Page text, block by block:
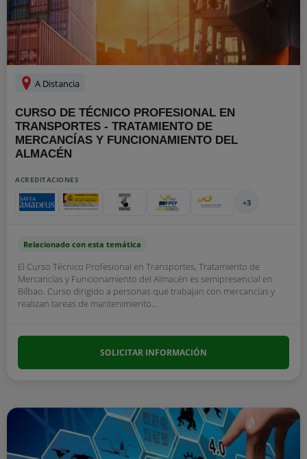
A Distancia
CURSO DE TÉCNICO PROFESIONAL EN
TRANSPORTES - TRATAMIENTO DE
MERCANCÍAS Y FUNCIONAMIENTO DEL
ALMACÉN
ACREDITACIONES
+3
Relacionado con esta temática
El Curso Técnico Profesional en Transportes, Tratamiento de
Mercancías y Funcionamiento del Almacén es semipresencial en
Bilbao. Curso dirigido a personas que trabajan con mercancías y
realizan tareas de mantenimiento...
SOLICITAR INFORMACIÓN